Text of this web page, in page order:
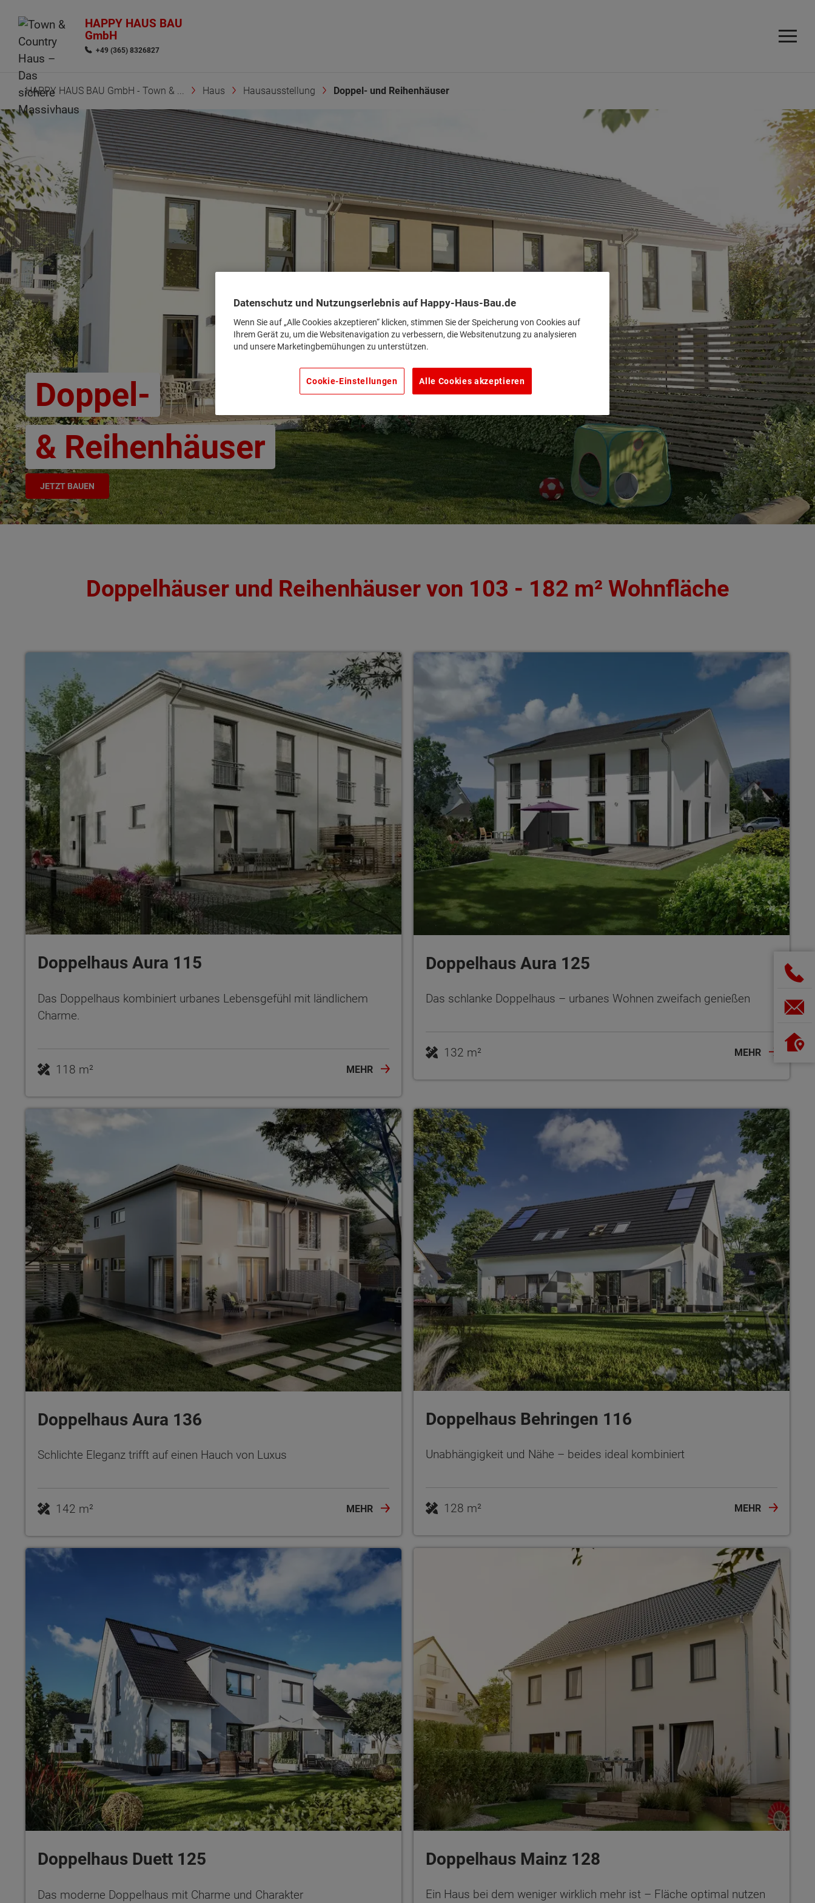
HAPPY HAUS BAU
GmbH
+49 (365) 8326827
HAPPY HAUS BAU GmbH - Town & ... Haus Hausausstellung Doppel- und Reihenhäuser
Doppel-
& Reihenhäuser
JETZT BAUEN
Doppelhäuser und Reihenhäuser von 103 - 182 m² Wohnfläche
Doppelhaus Aura 115
Das Doppelhaus kombiniert urbanes Lebensgefühl mit ländlichem
Charme.
118 m² MEHR
Doppelhaus Aura 125
Das schlanke Doppelhaus – urbanes Wohnen zweifach genießen
132 m² MEHR
Doppelhaus Aura 136
Schlichte Eleganz trifft auf einen Hauch von Luxus
142 m² MEHR
Doppelhaus Behringen 116
Unabhängigkeit und Nähe – beides ideal kombiniert
128 m² MEHR
Doppelhaus Duett 125
Das moderne Doppelhaus mit Charme und Charakter
Doppelhaus Mainz 128
Ein Haus bei dem weniger wirklich mehr ist – Fläche optimal nutzen
Wonach möchten Sie suchen?
Datenschutz und Nutzungserlebnis auf Happy-Haus-Bau.de
Wenn Sie auf „Alle Cookies akzeptieren“ klicken, stimmen Sie der Speicherung von Cookies auf
Ihrem Gerät zu, um die Websitenavigation zu verbessern, die Websitenutzung zu analysieren
und unsere Marketingbemühungen zu unterstützen.
Cookie-Einstellungen Alle Cookies akzeptieren